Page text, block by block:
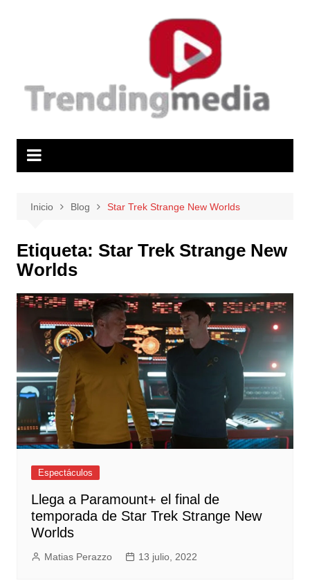
Inicio Blog Star Trek Strange New Worlds
Etiqueta: Star Trek Strange New
Worlds
Espectáculos
Llega a Paramount+ el final de
temporada de Star Trek Strange New
Worlds
Matias Perazzo 13 julio, 2022